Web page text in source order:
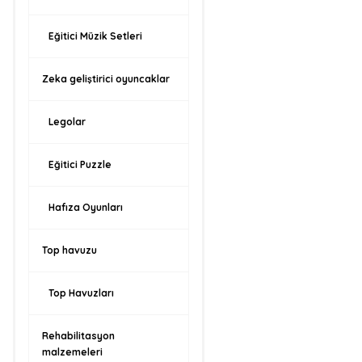
Eğitici Müzik Setleri
Zeka geliştirici oyuncaklar
Legolar
Eğitici Puzzle
Hafıza Oyunları
Top havuzu
Top Havuzları
Rehabilitasyon
malzemeleri